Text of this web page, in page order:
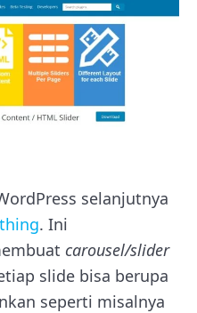
selanjutnya
. Ini
carousel/slider
slide bisa berupa
seperti misalnya